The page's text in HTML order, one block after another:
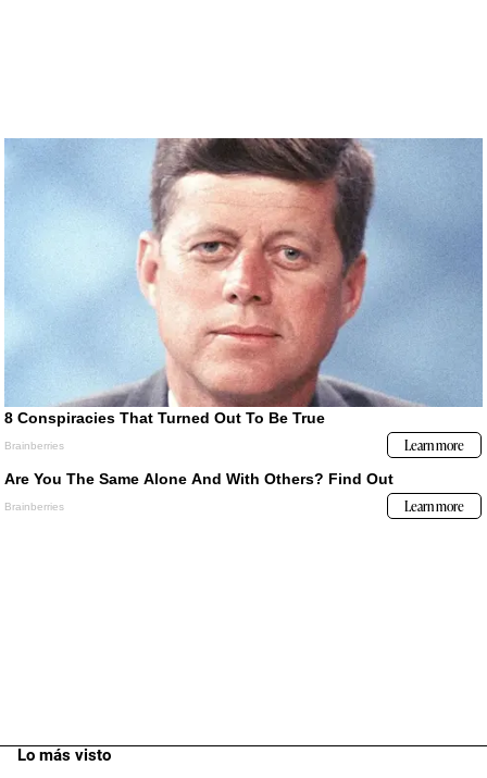
Lo más visto